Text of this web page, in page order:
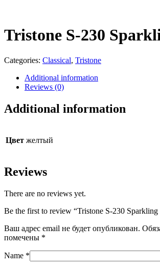
Tristone S-230
Categories: Classical, Tristone
Additional information
Reviews (0)
Additional information
Цвет желтый
Reviews
There are no reviews yet.
Be the first to review “Tristone S-230 Sparkling
Ваш адрес email не будет опубликован.
помечены *
Name *